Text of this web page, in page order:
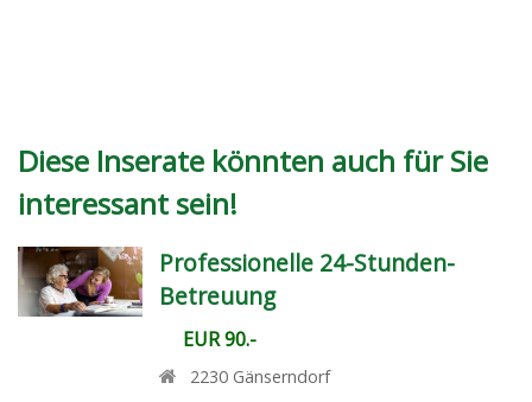
Diese Inserate könnten auch für Sie
interessant sein!
Professionelle 24-Stunden-
Betreuung
EUR 90.-
2230 Gänserndorf